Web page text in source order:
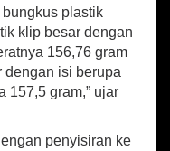
bungkus plastik
klip besar dengan
156,76 gram
dengan isi berupa
157,5 gram,” ujar
penyisiran ke